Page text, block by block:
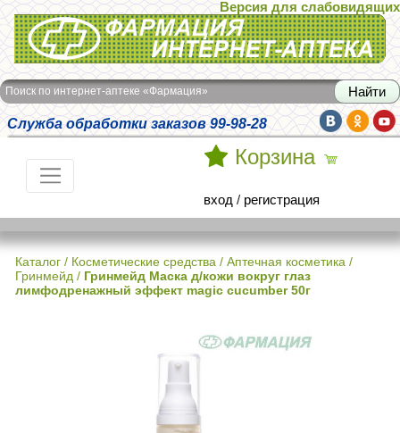
Интернет-аптека Фармация
Версия для слабовидящих
Поиск по интернет-аптеке «Фармация»
Служба обработки заказов 99-98-28
Корзина
вход / регистрация
Каталог / Косметические средства / Аптечная косметика /
Гринмейд / Гринмейд Маска д/кожи вокруг глаз
лимфодренажный эффект magic cucumber 50г